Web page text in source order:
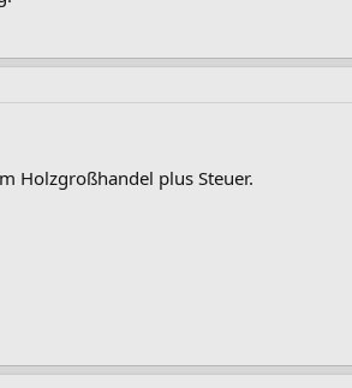
Holzgroßhandel plus Steuer.